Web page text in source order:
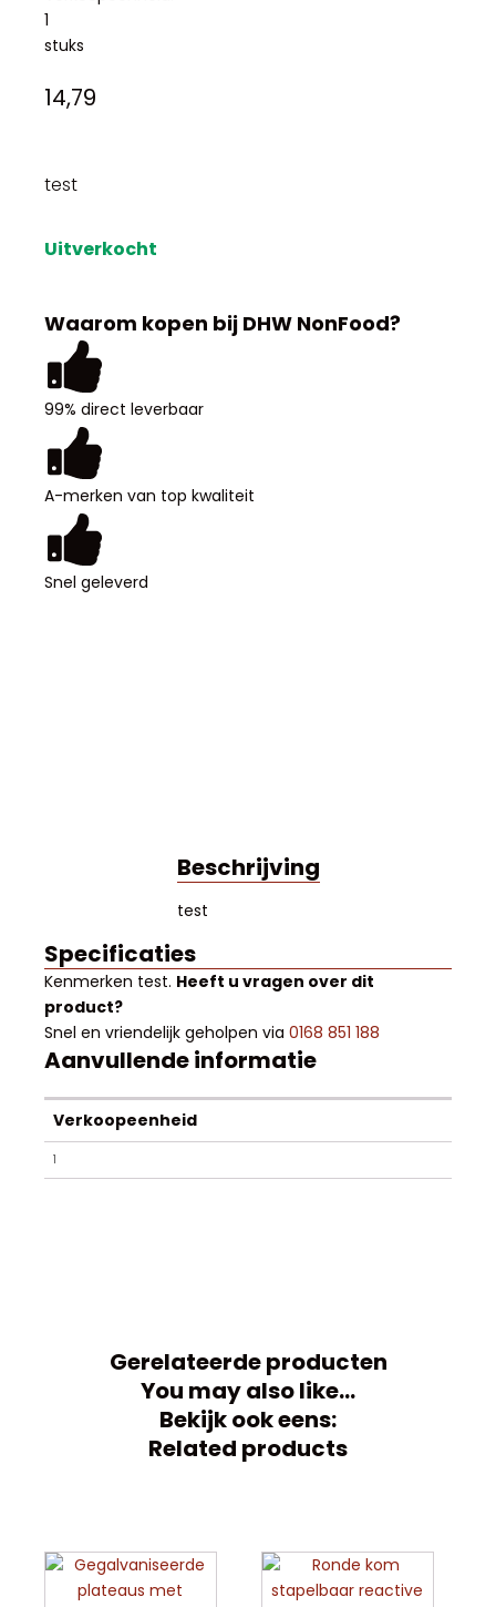
1
stuks
14,79
test
Uitverkocht
Waarom kopen bij DHW NonFood?
99% direct leverbaar
A-merken van top kwaliteit
Snel geleverd
Beschrijving
test
Specificaties
Kenmerken test. Heeft u vragen over dit
product?
Snel en vriendelijk geholpen via 0168 851 188
Aanvullende informatie
Verkoopeenheid
1
Gerelateerde producten
You may also like…
Bekijk ook eens:
Related products